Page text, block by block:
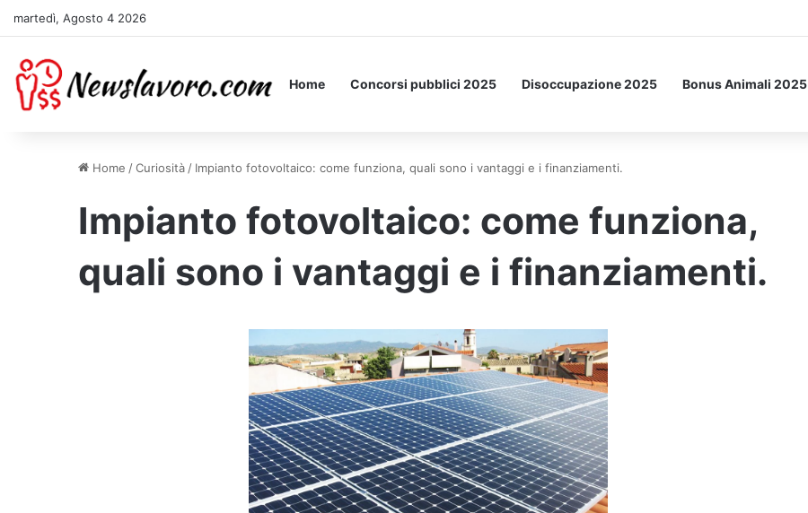
martedì, Agosto 4 2026
Home Concorsi pubblici 2025 Disoccupazione 2025 Bonus Animali 2025
Home /Curiosità / Impianto fotovoltaico: come funziona, quali sono i vantaggi e i finanziamenti.
Impianto fotovoltaico: come funziona,
quali sono i vantaggi e i finanziamenti.